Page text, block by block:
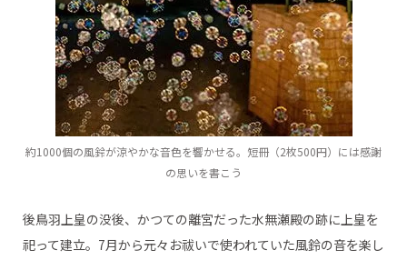
約1000個の風鈴が涼やかな音色を響かせる。短冊（2枚500円）には感謝
の思いを書こう
後鳥羽上皇の没後、かつての離宮だった水無瀬殿の跡に上皇を
祀って建立。7月から元々お祓いで使われていた風鈴の音を楽し